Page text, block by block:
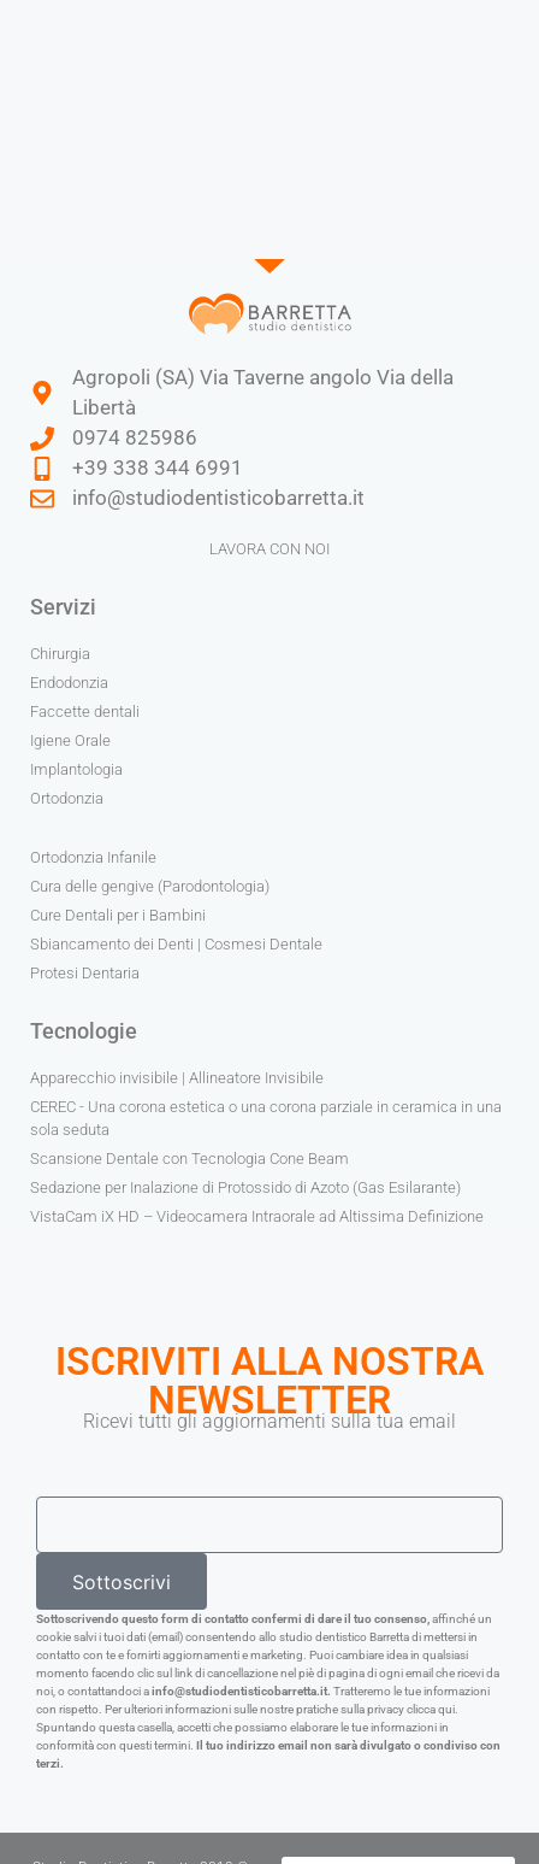
Agropoli (SA) Via Taverne angolo Via della
Libertà
0974 825986
+39 338 344 6991​
info@studiodentisticobarretta.it
LAVORA CON NOI
Servizi
Chirurgia
Endodonzia
Faccette dentali
Igiene Orale
Implantologia
Ortodonzia
Ortodonzia Infanile
Cura delle gengive (Parodontologia)
Cure Dentali per i Bambini
Sbiancamento dei Denti | Cosmesi Dentale
Protesi Dentaria
Tecnologie
Apparecchio invisibile | Allineatore Invisibile
CEREC - Una corona estetica o una corona parziale in ceramica in una
sola seduta
Scansione Dentale con Tecnologia Cone Beam
Sedazione per Inalazione di Protossido di Azoto (Gas Esilarante)
VistaCam iX HD – Videocamera Intraorale ad Altissima Definizione
ISCRIVITI ALLA NOSTRA
NEWSLETTER
Ricevi tutti gli aggiornamenti sulla tua email
Sottoscrivi
Sottoscrivendo questo form di contatto confermi di dare il tuo consenso,affinché un
cookie salvi i tuoi dati (email) consentendo allo studio dentistico Barretta di mettersi in
contatto con te e fornirti aggiornamenti e marketing. Puoi cambiare idea in qualsiasi
momento facendo clic sul link di cancellazione nel piè di pagina di ogni email che ricevi da
noi, o contattandoci ainfo@studiodentisticobarretta.it. Tratteremo le tue informazioni
con rispetto. Per ulteriori informazioni sulle nostre pratiche sulla privacy clicca qui.
Spuntando questa casella, accetti che possiamo elaborare le tue informazioni in
conformità con questi termini.
Il tuo indirizzo email non sarà divulgato o condiviso con
terzi.